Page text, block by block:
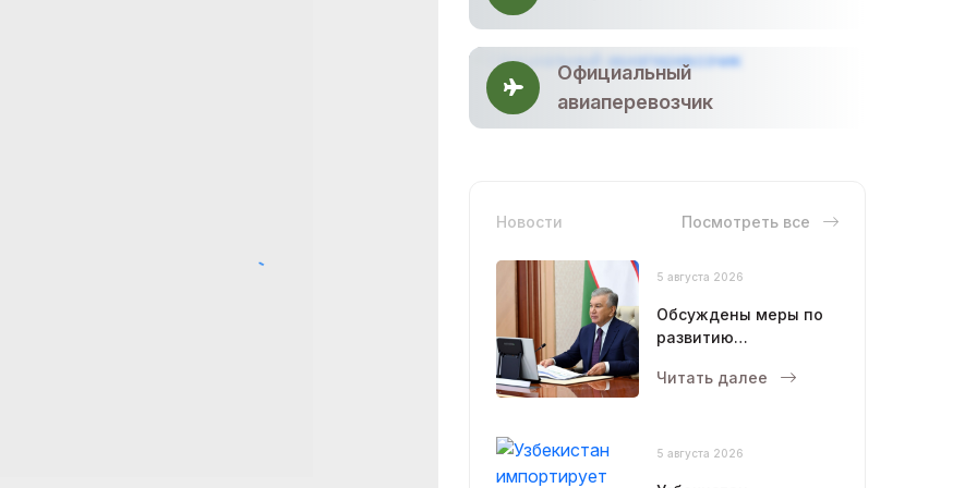
Официальный
авиаперевозчик
Новости Посмотреть все
5 августа 2026
Обсуждены меры по
развитию
птицеводства
Читать далее
5 августа 2026